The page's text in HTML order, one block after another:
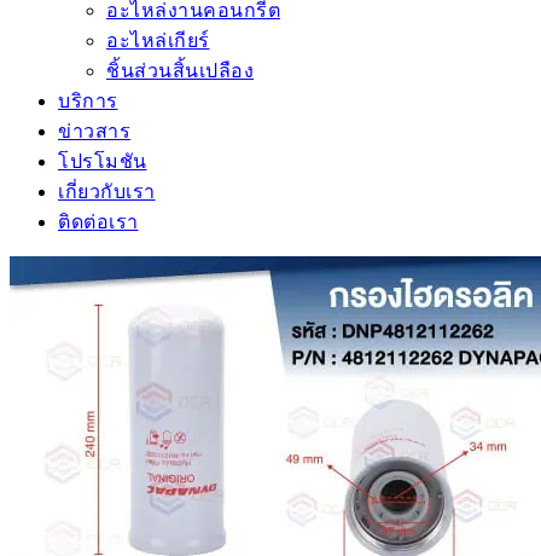
อะไหล่งานคอนกรีต
อะไหล่เกียร์
ชิ้นส่วนสิ้นเปลือง
บริการ
ข่าวสาร
โปรโมชัน
เกี่ยวกับเรา
ติดต่อเรา